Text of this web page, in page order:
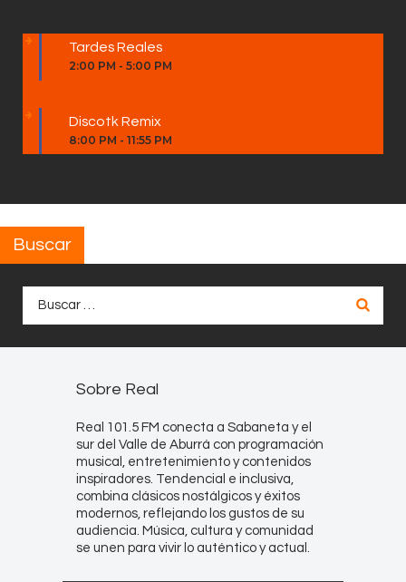
Tardes Reales
2:00 PM - 5:00 PM
Discotk Remix
8:00 PM - 11:55 PM
Buscar
Sobre Real
Real 101.5 FM conecta a Sabaneta y el
sur del Valle de Aburrá con programación
musical, entretenimiento y contenidos
inspiradores. Tendencial e inclusiva,
combina clásicos nostálgicos y éxitos
modernos, reflejando los gustos de su
audiencia. Música, cultura y comunidad
se unen para vivir lo auténtico y actual.